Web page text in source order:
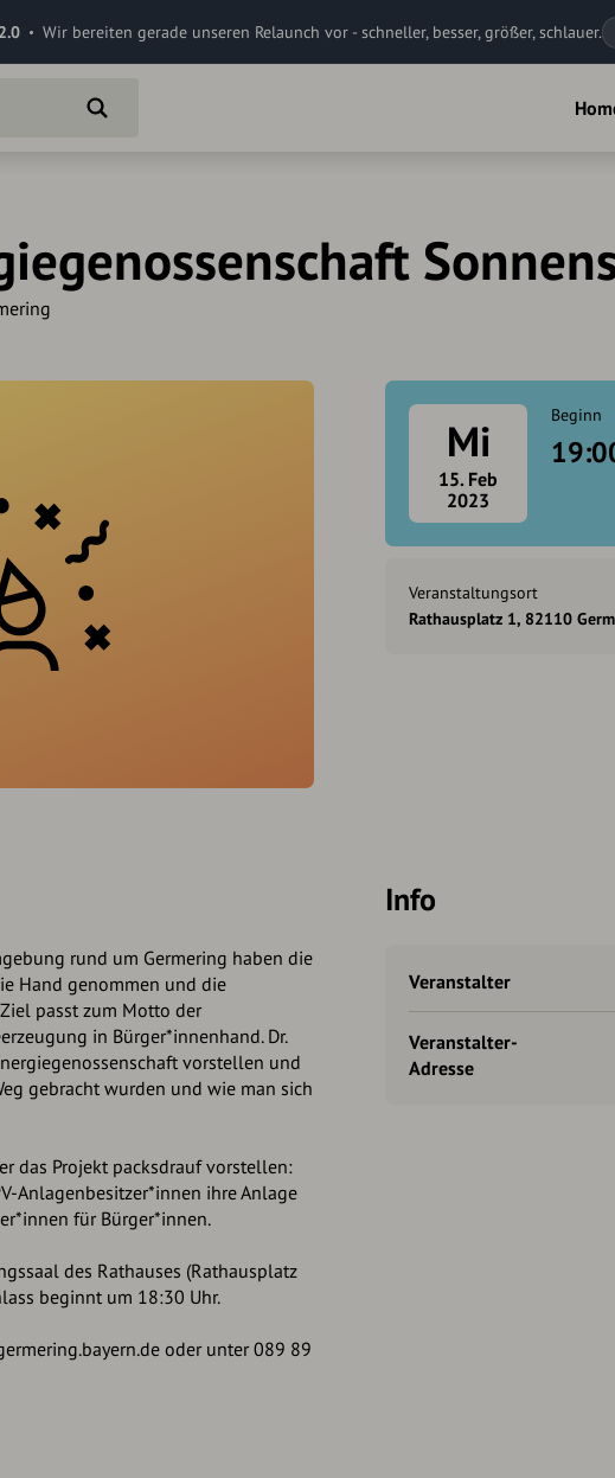
Wir bereiten gerade unseren Relaunch vor - schneller, besser, größer, schlauer.
Mi
15. Feb
2023
Beginn
Veranstaltungsort
Rathausplatz 1, 82110
rund um Germering haben die
Hand genommen und die
passt zum Motto der
in Bürger*innenhand. Dr.
vorstellen und
gebracht wurden und wie man sich
das Projekt packsdrauf vorstellen:
Anlagenbesitzer*innen ihre Anlage
für Bürger*innen.
des Rathauses (Rathausplatz
beginnt um 18:30 Uhr.
oder unter 089 89
Info
Veranstalter
Veranstalter-
Adresse